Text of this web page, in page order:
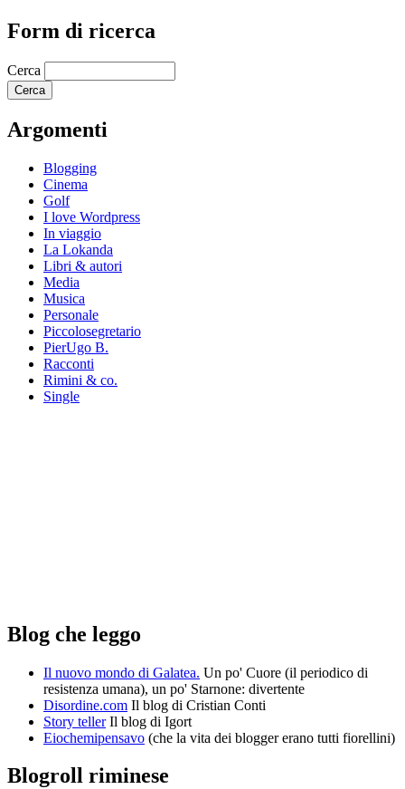
Form di ricerca
Cerca
Argomenti
Blogging
Cinema
Golf
I love Wordpress
In viaggio
La Lokanda
Libri & autori
Media
Musica
Personale
Piccolosegretario
PierUgo B.
Racconti
Rimini & co.
Single
Blog che leggo
Il nuovo mondo di Galatea. Un po' Cuore (il periodico di
resistenza umana), un po' Starnone: divertente
Disordine.com Il blog di Cristian Conti
Story tellerIl blog di Igort
Eiochemipensavo (che la vita dei blogger erano tutti fiorellini)
Blogroll riminese